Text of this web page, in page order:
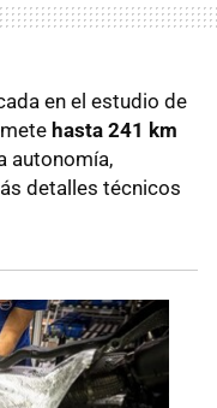
en el estudio de
hasta 241 km
autonomía,
detalles técnicos